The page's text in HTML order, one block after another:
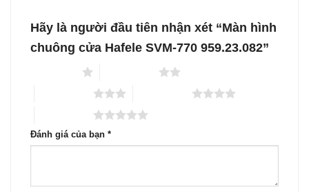
Hãy là người đầu tiên nhận xét “Màn hình
chuông cửa Hafele SVM-770 959.23.082”
Đánh giá của bạn *